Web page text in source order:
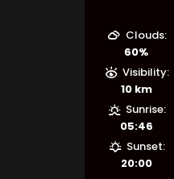
Clouds:
60%
Visibility:
10 km
Sunrise:
05:46
Sunset:
20:00